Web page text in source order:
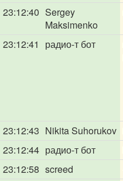
23:12:40 Sergey
Maksimenko
23:12:41 радио-т бот
23:12:43 Nikita Suhorukov
23:12:44 радио-т бот
23:12:58 screed